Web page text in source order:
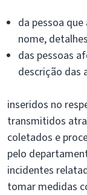
da pessoa
nome,
das pessoas
descrição das
inseridos no
transmitidos
coletados e
pelo
incidentes
tomar medidas